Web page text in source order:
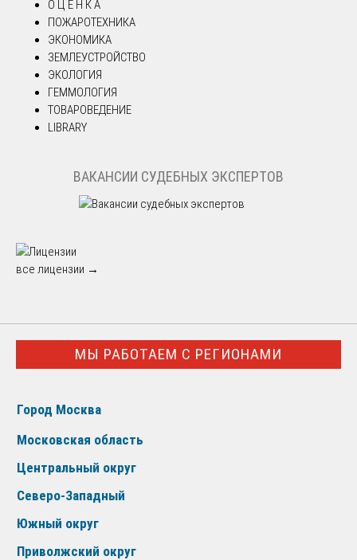
О Ц Е Н К А
ПОЖАРОТЕХНИКА
ЭКОНОМИКА
ЗЕМЛЕУСТРОЙСТВО
ЭКОЛОГИЯ
ГЕММОЛОГИЯ
ТОВАРОВЕДЕНИЕ
LIBRARY
ВАКАНСИИ СУДЕБНЫХ ЭКСПЕРТОВ
все лицензии →
МЫ РАБОТАЕМ С РЕГИОНАМИ
Город Москва
Московская область
Центральный округ
Северо-Западный
Южный округ
Приволжский округ